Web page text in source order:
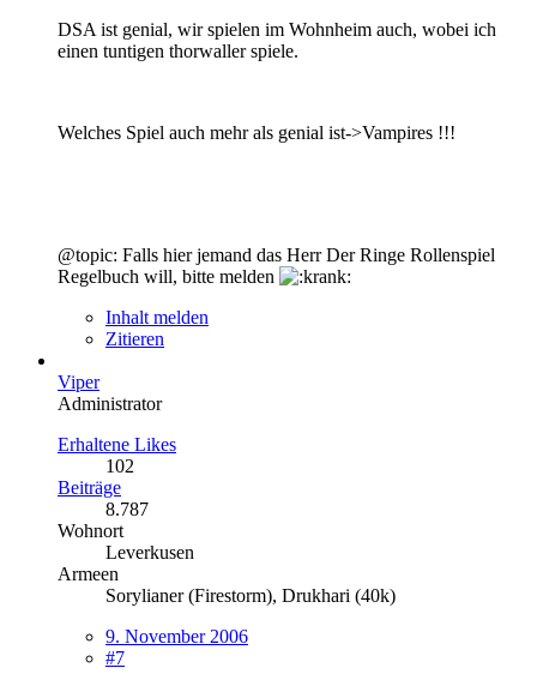
DSA ist genial, wir spielen im Wohnheim auch, wobei ich
einen tuntigen thorwaller spiele.
Welches Spiel auch mehr als genial ist->Vampires !!!
@topic: Falls hier jemand das Herr Der Ringe Rollenspiel
Regelbuch will, bitte melden
Inhalt melden
Zitieren
Viper
Administrator
Erhaltene Likes
102
Beiträge
8.787
Wohnort
Leverkusen
Armeen
Sorylianer (Firestorm), Drukhari (40k)
9. November 2006
#7